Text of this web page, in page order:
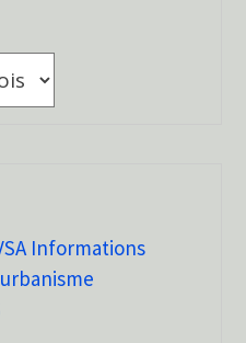
Informations